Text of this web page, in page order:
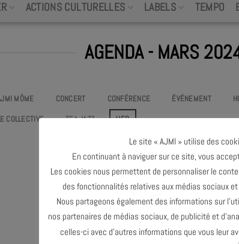
ACTIONS CULTURELLES LABELS TEMPO
AGENDA - MARS
MÔME CONCERT CONFÉRENCE ÉVÉNEMENT
COLLECTIVE TEA JAZZ UEO
Pas d'événement «ueo»à venir
Le dernier événement de l'agenda :
Le site « AJMI » utilise des
En continuant à naviguer sur ce site, vous
Les cookies nous permettent de personnaliser le
des fonctionnalités relatives aux médias sociaux
Nous partageons également des informations sur
nos partenaires de médias sociaux, de publicité et
celles-ci avec d’autres informations que vous leur